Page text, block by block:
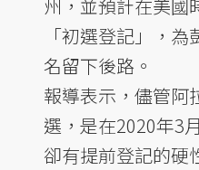
州，並預計在美國
「初選登記」，
名留下後路。
報導表示，儘管阿
選，是在2020年3
卻有提前登記的硬